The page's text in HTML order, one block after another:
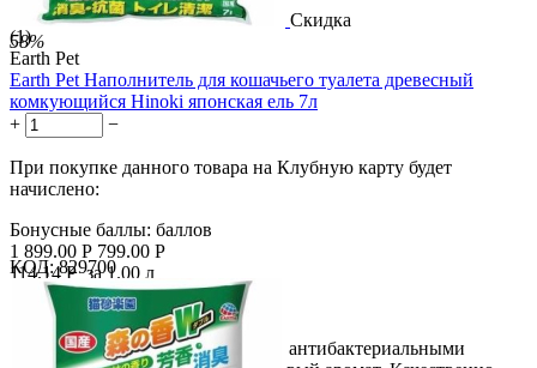
Скидка
58%
(1)
Earth Pet
Earth Pet Наполнитель для кошачьего туалета древесный
комкующийся Hinoki японская ель 7л
+
−
При покупке данного товара на Клубную карту будет
начислено:
Бонусные баллы: баллов
1 899.00 Р 799.00 Р
114.14 Рза 1.00 л
В корзину

Наполнитель обладает высокими антибактериальными
КОД: 829700